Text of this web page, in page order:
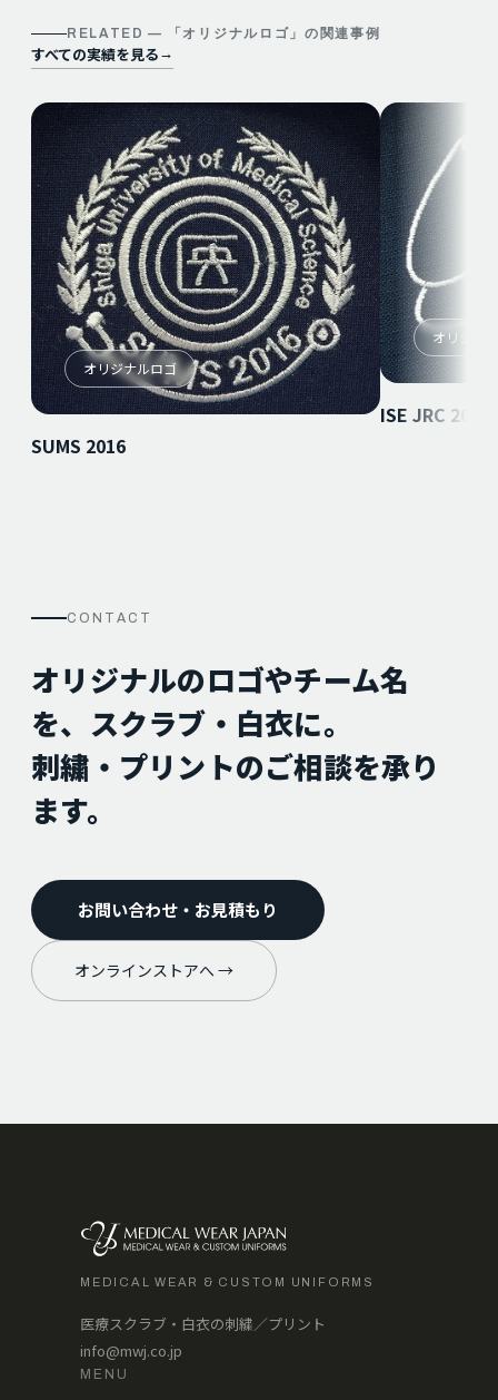
RELATED — 「 オリジナルロゴ 」の関連事例
すべての実績を見る →
オリジナルロゴ
SUMS 2016
オリジナ
ISE JRC
CONTACT
オリジナルのロゴやチーム名
を、スクラブ・白衣に。
刺繍・プリントのご相談を承り
ます。
お問い合わせ・お見積もり
オンラインストアへ →
MEDICAL WEAR & CUSTOM UNIFORMS
医療スクラブ・白衣の刺繍／プリント
info@mwj.co.jp
MENU